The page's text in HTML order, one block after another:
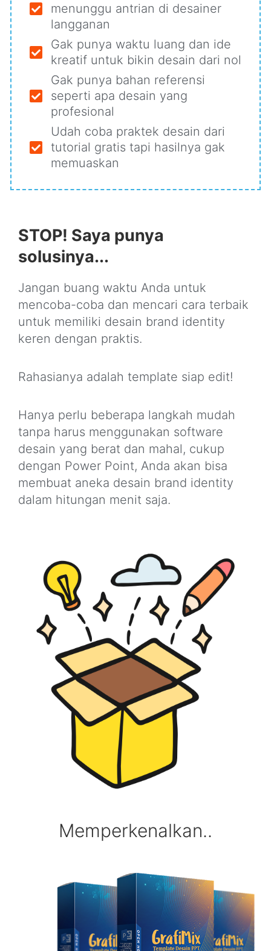
menunggu antrian di desainer
langganan
Gak punya waktu luang dan ide
kreatif untuk bikin desain dari nol
Gak punya bahan referensi
seperti apa desain yang
profesional
Udah coba praktek desain dari
tutorial gratis tapi hasilnya gak
memuaskan
STOP! Saya punya
solusinya...
Jangan buang waktu Anda untuk
mencoba-coba dan mencari cara terbaik
untuk memiliki desain brand identity
keren dengan praktis.
Rahasianya adalah template siap edit!
Hanya perlu beberapa langkah mudah
tanpa harus menggunakan software
desain yang berat dan mahal, cukup
dengan Power Point, Anda akan bisa
membuat aneka desain brand identity
dalam hitungan menit saja.
Memperkenalkan..